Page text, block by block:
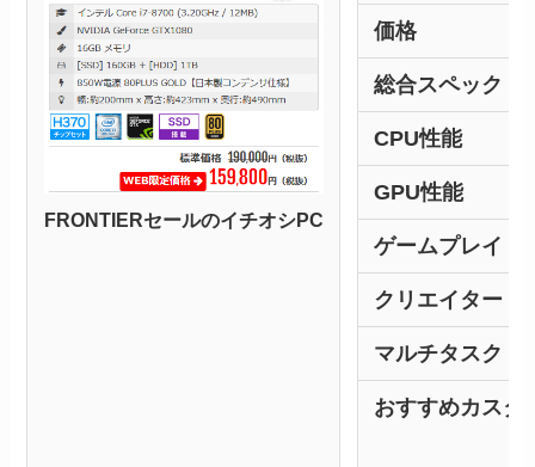
FRONTIERセールのイチオシPC
価格
総合スペック
CPU性能
GPU性能
ゲームプレイ
クリエイター
マルチタスク
おすすめカスタ